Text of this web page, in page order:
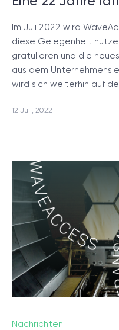
Im Juli 2022 wird
diese Gelegenheit
gratulieren und die
aus dem
wird sich weiterhin auf
12 Juli, 2022
Nachrichten